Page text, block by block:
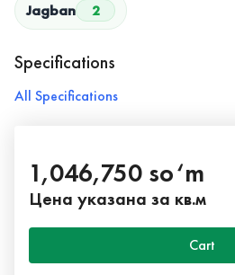
Jagban 2
Specifications
All Specifications
1,046,750 so‘m
Цена указана за кв.м
Cart